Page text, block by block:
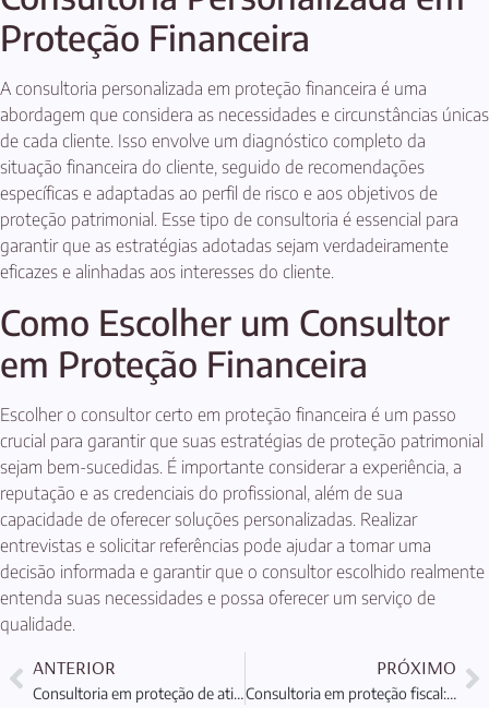
Proteção Financeira
A consultoria personalizada em proteção financeira é uma
abordagem que considera as necessidades e circunstâncias únicas
de cada cliente. Isso envolve um diagnóstico completo da
situação financeira do cliente, seguido de recomendações
específicas e adaptadas ao perfil de risco e aos objetivos de
proteção patrimonial. Esse tipo de consultoria é essencial para
garantir que as estratégias adotadas sejam verdadeiramente
eficazes e alinhadas aos interesses do cliente.
Como Escolher um Consultor
em Proteção Financeira
Escolher o consultor certo em proteção financeira é um passo
crucial para garantir que suas estratégias de proteção patrimonial
sejam bem-sucedidas. É importante considerar a experiência, a
reputação e as credenciais do profissional, além de sua
capacidade de oferecer soluções personalizadas. Realizar
entrevistas e solicitar referências pode ajudar a tomar uma
decisão informada e garantir que o consultor escolhido realmente
entenda suas necessidades e possa oferecer um serviço de
qualidade.
ANTERIOR
Consultoria em proteção de ativos: Como proteger seu patrimônio
PRÓXIMO
Consultoria em proteção fiscal: Proteção e Planejamento Patrimonial